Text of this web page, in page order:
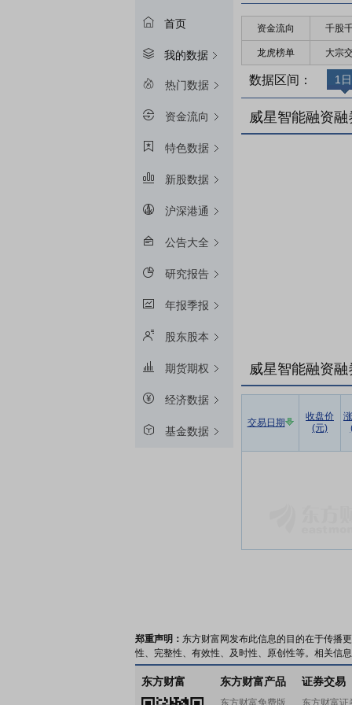
首页
我的数据
热门数据
资金流向
特色数据
新股数据
沪深港通
公告大全
研究报告
年报季报
股东股本
期货期权
经济数据
基金数据
资金流向 千股
龙虎榜单 大宗
数据区间： 1日
威星智能融资
威星智能融资
交易日期
收盘价
(元)
郑重声明： 东方财富网发布此信息的目的在于传播
性、完整性、有效性、及时性、原创性等。相关信
东方财富 东方财富产品
东方财富免费版
证券交易
东方财富证